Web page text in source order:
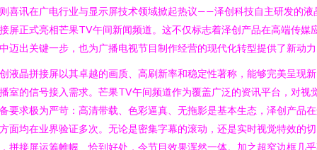
喜讯在广电行业与显示屏技术领域掀起热议——泽创科技自主研发的液
屏正式亮相芒果TV午间新闻频道。这不仅标志着泽创产品在高端传媒
迈出关键一步，也为广播电视节目制作经营的现代化转型提供了新动
液晶拼接屏以其卓越的画质、高刷新率和稳定性著称，能够完美呈现
室的信号接入需求。芒果TV午间频道作为覆盖广泛的资讯平台，对视
要求极为严苛：高清带载、色彩逼真、无拖影是基本生态，泽创产品
面均在业界验证多次。无论是密集字幕的滚动，还是实时视觉特效的切
拼接屏运筹帷幄、恰到好处，令节目效果浑然一体。加之超窄边框几